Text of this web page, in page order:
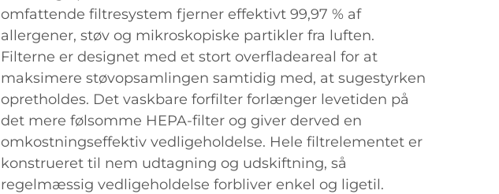
omfattende filtresystem fjerner effektivt 99,97 % af
allergener, støv og mikroskopiske partikler fra luften.
Filterne er designet med et stort overfladeareal for at
maksimere støvopsamlingen samtidig med, at sugestyrken
opretholdes. Det vaskbare forfilter forlænger levetiden på
det mere følsomme HEPA-filter og giver derved en
omkostningseffektiv vedligeholdelse. Hele filtrelementet er
konstrueret til nem udtagning og udskiftning, så
regelmæssig vedligeholdelse forbliver enkel og ligetil.